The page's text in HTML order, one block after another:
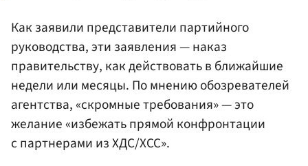
Как заявили представители партийного
руководства, эти заявления — наказ
правительству, как действовать в ближайшие
недели или месяцы. По мнению обозревателей
агентства, «скромные требования» — это
желание «избежать прямой конфронтации
с партнерами из ХДС/ХСС».